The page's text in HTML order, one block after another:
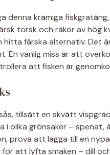
denna krämiga
torsk och räkor av hög
hitta färska alternativ. Det
En vanlig miss är att
att fisken är
tillsätt en skvätt
i olika grönsaker –
prova att lägga till en
att lyfta smaken – dill